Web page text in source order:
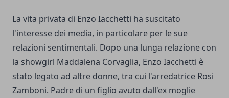
La vita privata di Enzo Iacchetti ha suscitato
l'interesse dei media, in particolare per le sue
relazioni sentimentali. Dopo una lunga relazione con
la showgirl Maddalena Corvaglia, Enzo Iacchetti è
stato legato ad altre donne, tra cui l'arredatrice Rosi
Zamboni. Padre di un figlio avuto dall'ex moglie